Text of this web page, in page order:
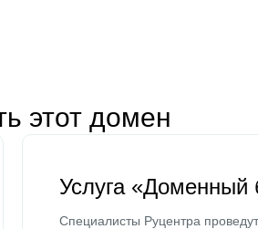
этот домен
Услуга «Доменный
Специалисты Руцентра